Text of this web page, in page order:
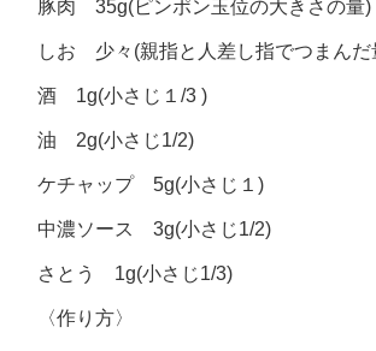
豚肉 35g(ピンポン玉位の大きさの量)
しお 少々(親指と人差し指でつまんだ
酒 1g(小さじ１/3 )
油 2g(小さじ1/2)
ケチャップ 5g(小さじ１)
中濃ソース 3g(小さじ1/2)
さとう 1g(小さじ1/3)
〈作り方〉